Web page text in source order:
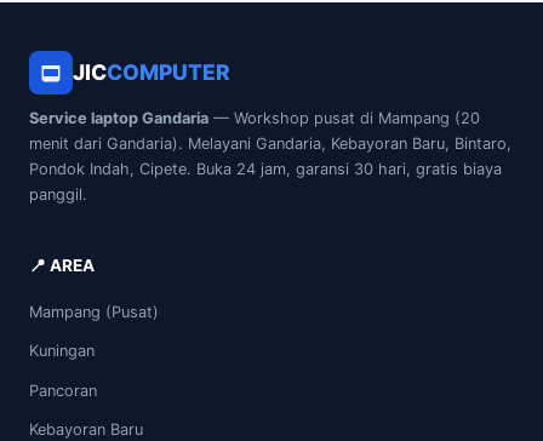
JICCOMPUTER
Service laptop Gandaria — Workshop pusat di Mampang (20
menit dari Gandaria). Melayani Gandaria, Kebayoran Baru, Bintaro,
Pondok Indah, Cipete. Buka 24 jam, garansi 30 hari, gratis biaya
panggil.
📍 AREA
Mampang (Pusat)
Kuningan
Pancoran
Kebayoran Baru